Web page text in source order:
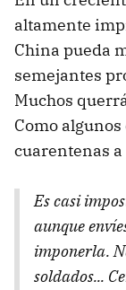
altamente
China pueda
semejantes
Muchos
Como
cuarentenas
Es casi
aunque
imponerla.
soldados...